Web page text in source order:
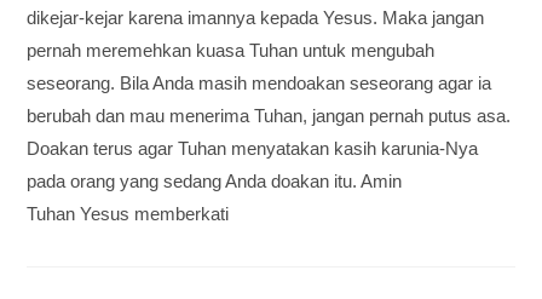
dikejar-kejar karena imannya kepada Yesus. Maka jangan
pernah meremehkan kuasa Tuhan untuk mengubah
seseorang. Bila Anda masih mendoakan seseorang agar ia
berubah dan mau menerima Tuhan, jangan pernah putus asa.
Doakan terus agar Tuhan menyatakan kasih karunia-Nya
pada orang yang sedang Anda doakan itu. Amin
Tuhan Yesus memberkati